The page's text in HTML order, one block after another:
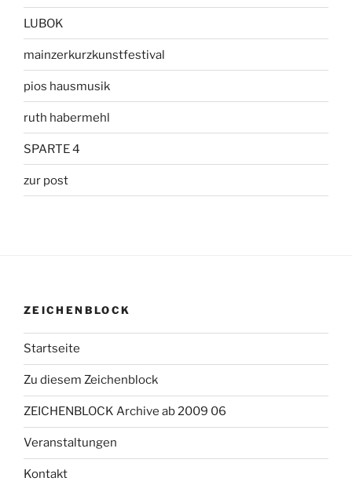
LUBOK
mainzerkurzkunstfestival
pios hausmusik
ruth habermehl
SPARTE 4
zur post
ZEICHENBLOCK
Startseite
Zu diesem Zeichenblock
ZEICHENBLOCK Archive ab 2009 06
Veranstaltungen
Kontakt